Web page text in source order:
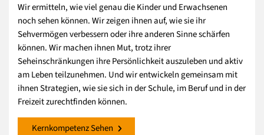
Wir ermitteln, wie viel genau die Kinder und Erwachsenen
noch sehen können. Wir zeigen ihnen auf, wie sie ihr
Sehvermögen verbessern oder ihre anderen Sinne schärfen
können. Wir machen ihnen Mut, trotz ihrer
Seheinschränkungen ihre Persönlichkeit auszuleben und aktiv
am Leben teilzunehmen. Und wir entwickeln gemeinsam mit
ihnen Strategien, wie sie sich in der Schule, im Beruf und in der
Freizeit zurechtfinden können.
Kernkompetenz Sehen